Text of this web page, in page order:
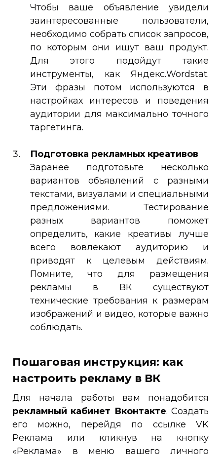
Чтобы ваше объявление увидели
заинтересованные пользователи,
необходимо собрать список запросов,
по которым они ищут ваш продукт.
Для этого подойдут такие
инструменты, как Яндекс.Wordstat.
Эти фразы потом используются в
настройках интересов и поведения
аудитории для максимально точного
таргетинга.
Подготовка рекламных креативов
Заранее подготовьте несколько
вариантов объявлений с разными
текстами, визуалами и специальными
предложениями. Тестирование
разных вариантов поможет
определить, какие креативы лучше
всего вовлекают аудиторию и
приводят к целевым действиям.
Помните, что для размещения
рекламы в ВК существуют
технические требования к размерам
изображений и видео, которые важно
соблюдать.
Пошаговая инструкция: как
настроить рекламу в ВК
Для начала работы вам понадобится
рекламный кабинет Вконтакте. Создать
его можно, перейдя по ссылке VK
Реклама или кликнув на кнопку
«Реклама» в меню вашего личного